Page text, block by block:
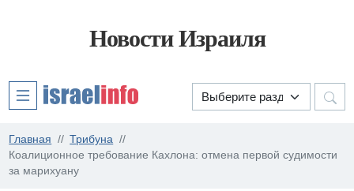
Новости Израиля
Главная
Трибуна
Коалиционное требование Кахлона: отмена первой судимости
за марихуану